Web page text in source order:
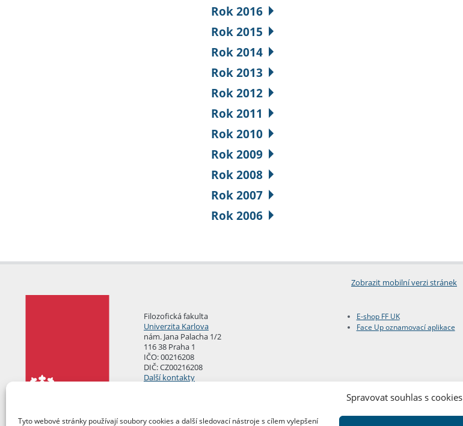
Spravovat souhlas s cookies
Tyto webové stránky používají soubory cookies a další sledovací nástroje s cílem vylepšení
Rok 2016
Rok 2015
Rok 2014
Rok 2013
Rok 2012
Rok 2011
Rok 2010
Rok 2009
Rok 2008
Rok 2007
Rok 2006
Zobrazit mobilní verzi stránek
Filozofická fakulta
Univerzita Karlova
nám. Jana Palacha 1/2
116 38 Praha 1
IČO: 00216208
DIČ: CZ00216208
Další kontakty
E-shop FF UK
Face Up oznamovací aplikace